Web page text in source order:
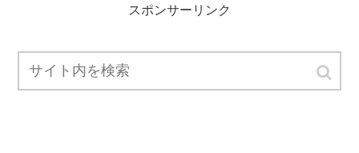
スポンサーリンク